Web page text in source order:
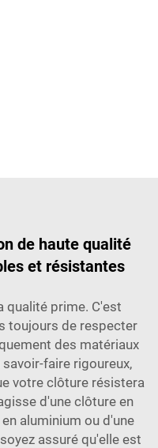
de haute qualité
et résistantes
qualité prime. C'est
toujours de respecter
des matériaux
faire rigoureux,
votre clôture résistera
d'une clôture en
aluminium ou d'une
assuré qu'elle est